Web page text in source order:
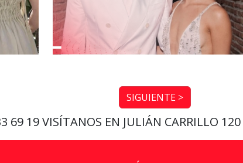
SIGUIENTE >
69 19VISÍTANOS EN JULIÁN CARRILLO